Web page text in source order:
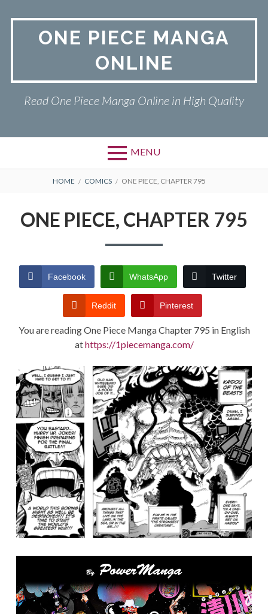
ONE PIECE MANGA
ONLINE
Read One Piece Manga Online in High Quality
MENU
Primary
ONE PIECE
TERMS AND
CONDITIONS
BREADCRUMBS
HOME COMICS ONE PIECE, CHAPTER 795
ONE PIECE, CHAPTER 795
Facebook WhatsApp Twitter
Reddit Pinterest
You are reading One Piece Manga Chapter 795 in English
athttps://1piecemanga.com/